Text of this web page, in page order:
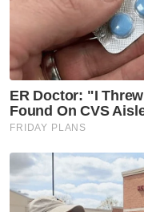
Sebanyak 18
Pernikahan Beramai-
mengambil
rumah tangga
selepas